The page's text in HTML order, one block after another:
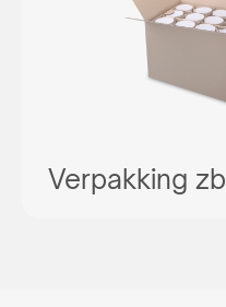
Verpakking zb